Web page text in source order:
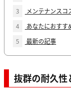
3
メンテナンスコ
4
あなたにおすす
5
最新の記事
抜群の耐久性